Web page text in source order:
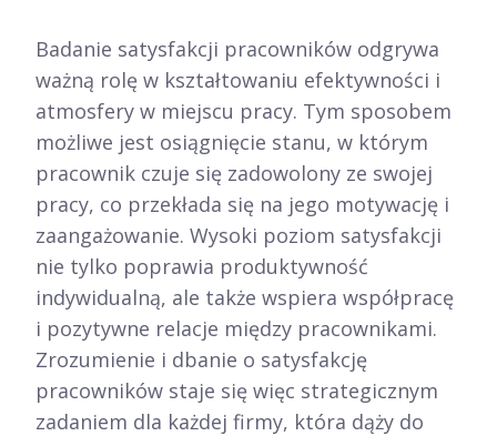
Badanie satysfakcji pracowników odgrywa
ważną rolę w kształtowaniu efektywności i
atmosfery w miejscu pracy. Tym sposobem
możliwe jest osiągnięcie stanu, w którym
pracownik czuje się zadowolony ze swojej
pracy, co przekłada się na jego motywację i
zaangażowanie. Wysoki poziom satysfakcji
nie tylko poprawia produktywność
indywidualną, ale także wspiera współpracę
i pozytywne relacje między pracownikami.
Zrozumienie i dbanie o satysfakcję
pracowników staje się więc strategicznym
zadaniem dla każdej firmy, która dąży do